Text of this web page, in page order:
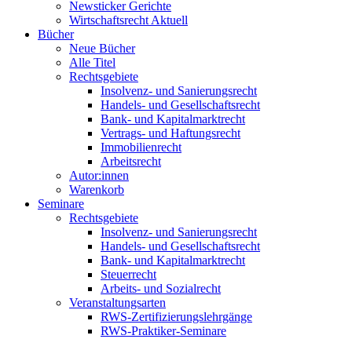
Newsticker Gerichte
Wirtschaftsrecht Aktuell
Bücher
Neue Bücher
Alle Titel
Rechtsgebiete
Insolvenz- und Sanierungsrecht
Handels- und Gesellschaftsrecht
Bank- und Kapitalmarktrecht
Vertrags- und Haftungsrecht
Immobilienrecht
Arbeitsrecht
Autor:innen
Warenkorb
Seminare
Rechtsgebiete
Insolvenz- und Sanierungsrecht
Handels- und Gesellschaftsrecht
Bank- und Kapitalmarktrecht
Steuerrecht
Arbeits- und Sozialrecht
Veranstaltungsarten
RWS-Zertifizierungslehrgänge
RWS-Praktiker-Seminare